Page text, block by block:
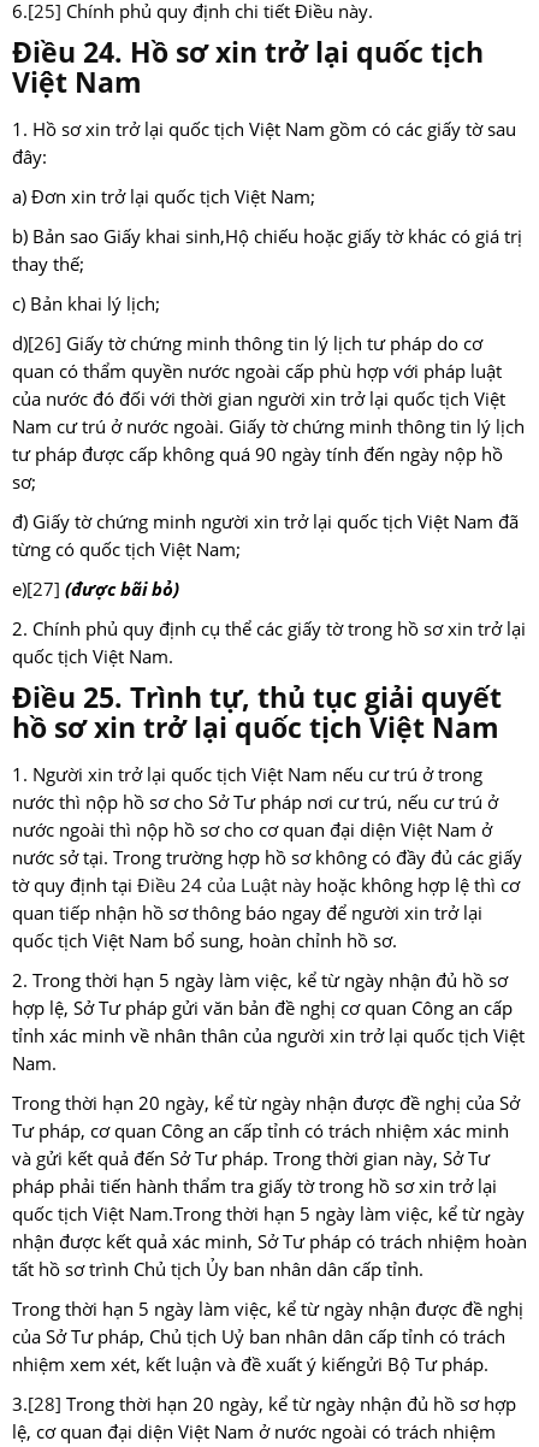
6.[25] Chính phủ quy định chi tiết Điều này.
Điều 24. Hồ sơ xin trở lại quốc tịch
Việt Nam
1. Hồ sơ xin trở lại quốc tịch Việt Nam gồm có các giấy tờ sau
đây:
a) Đơn xin trở lại quốc tịch Việt Nam;
b) Bản sao Giấy khai sinh,Hộ chiếu hoặc giấy tờ khác có giá trị
thay thế;
c) Bản khai lý lịch;
d)[26] Giấy tờ chứng minh thông tin lý lịch tư pháp do cơ
quan có thẩm quyền nước ngoài cấp phù hợp với pháp luật
của nước đó đối với thời gian người xin trở lại quốc tịch Việt
Nam cư trú ở nước ngoài. Giấy tờ chứng minh thông tin lý lịch
tư pháp được cấp không quá 90 ngày tính đến ngày nộp hồ
sơ;
đ) Giấy tờ chứng minh người xin trở lại quốc tịch Việt Nam đã
từng có quốc tịch Việt Nam;
e)[27] (được bãi bỏ)
2. Chính phủ quy định cụ thể các giấy tờ trong hồ sơ xin trở lại
quốc tịch Việt Nam.
Điều 25. Trình tự, thủ tục giải quyết
hồ sơ xin trở lại quốc tịch Việt Nam
1. Người xin trở lại quốc tịch Việt Nam nếu cư trú ở trong
nước thì nộp hồ sơ cho Sở Tư pháp nơi cư trú, nếu cư trú ở
nước ngoài thì nộp hồ sơ cho cơ quan đại diện Việt Nam ở
nước sở tại. Trong trường hợp hồ sơ không có đầy đủ các giấy
tờ quy định tại Điều 24 của Luật này hoặc không hợp lệ thì cơ
quan tiếp nhận hồ sơ thông báo ngay để người xin trở lại
quốc tịch Việt Nam bổ sung, hoàn chỉnh hồ sơ.
2. Trong thời hạn 5 ngày làm việc, kể từ ngày nhận đủ hồ sơ
hợp lệ, Sở Tư pháp gửi văn bản đề nghị cơ quan Công an cấp
tỉnh xác minh về nhân thân của người xin trở lại quốc tịch Việt
Nam.
Trong thời hạn 20 ngày, kể từ ngày nhận được đề nghị của Sở
Tư pháp, cơ quan Công an cấp tỉnh có trách nhiệm xác minh
và gửi kết quả đến Sở Tư pháp. Trong thời gian này, Sở Tư
pháp phải tiến hành thẩm tra giấy tờ trong hồ sơ xin trở lại
quốc tịch Việt Nam.Trong thời hạn 5 ngày làm việc, kể từ ngày
nhận được kết quả xác minh, Sở Tư pháp có trách nhiệm hoàn
tất hồ sơ trình Chủ tịch Ủy ban nhân dân cấp tỉnh.
Trong thời hạn 5 ngày làm việc, kể từ ngày nhận được đề nghị
của Sở Tư pháp, Chủ tịch Uỷ ban nhân dân cấp tỉnh có trách
nhiệm xem xét, kết luận và đề xuất ý kiếngửi Bộ Tư pháp.
3.[28] Trong thời hạn 20 ngày, kể từ ngày nhận đủ hồ sơ hợp
lệ, cơ quan đại diện Việt Nam ở nước ngoài có trách nhiệm